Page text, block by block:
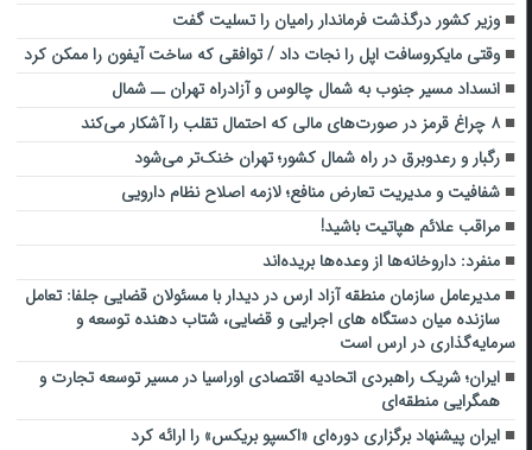
وزیر کشور درگذشت فرماندار رامیان را تسلیت گفت
وقتی مایکروسافت اپل را نجات داد / توافقی که ساخت آیفون را ممکن کرد
انسداد مسیر جنوب به شمال چالوس و آزادراه تهران ــ شمال
۸ چراغ قرمز در صورت‌های مالی که احتمال تقلب را آشکار می‌کند
رگبار و رعدوبرق در راه شمال کشور؛ تهران خنک‌تر می‌شود
شفافیت و مدیریت تعارض منافع؛ لازمه اصلاح نظام دارویی
مراقب علائم هپاتیت باشید!
منفرد: داروخانه‌ها از وعده‌ها بریده‌اند
مدیرعامل سازمان منطقه آزاد ارس در دیدار با مسئولان قضایی جلفا: تعامل
سازنده میان دستگاه‌ های اجرایی و قضایی، شتاب‌ دهنده توسعه و
سرمایه‌گذاری در ارس است
ایران؛ شریک راهبردی اتحادیه اقتصادی اوراسیا در مسیر توسعه تجارت و
همگرایی منطقه‌ای
ایران پیشنهاد برگزاری دوره‌ای «اکسپو بریکس» را ارائه کرد